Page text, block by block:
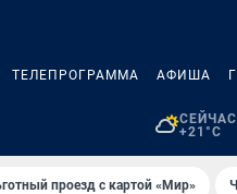
ТЕЛЕПРОГРАММА АФИША
СЕЙЧАС
+21°C
проезд с картой «Мир»